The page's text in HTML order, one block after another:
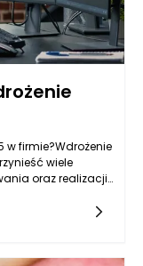
w firmie?Wdrożenie
wiele
oraz realizacji